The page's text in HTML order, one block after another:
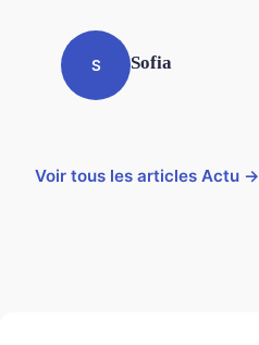
S Sofia
Voir tous les articles Actu →